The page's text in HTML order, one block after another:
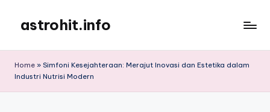
content
astrohit.info
Akurat
Home » Simfoni Kesejahteraan: Merajut Inovasi dan Estetika dalam
Industri Nutrisi Modern